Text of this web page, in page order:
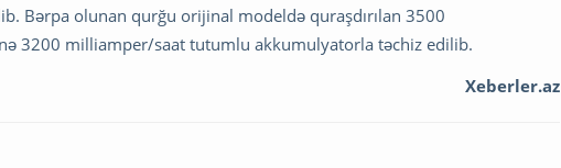
Bərpa olunan qurğu orijinal modeldə quraşdırılan 3500
3200 milliamper/saat tutumlu akkumulyatorla təchiz edilib.
Xeberler.az